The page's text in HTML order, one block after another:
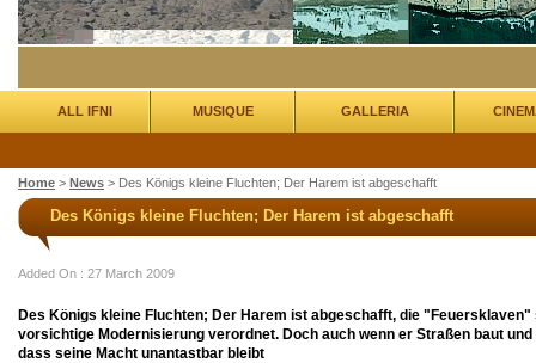
ALL IFNI MUSIQUE GALLERIA
Home > News > Des Königs kleine Fluchten; Der Harem ist abgeschafft
Des Königs kleine Fluchten; Der Harem ist abgeschafft
Added On : 27 March 2009
Des Königs kleine Fluchten; Der Harem ist abgeschafft, die
vorsichtige Modernisierung verordnet. Doch auch wenn er Straßen baut
dass seine Macht unantastbar bleibt